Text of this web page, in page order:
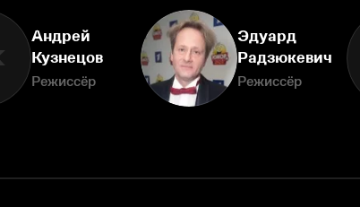
Андрей
Кузнецов
Режиссёр
Эдуард
Радзюкевич
Режиссёр